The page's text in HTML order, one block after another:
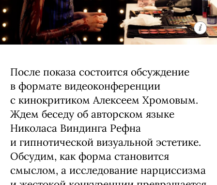
После показа состоится обсуждение
в формате видеоконференции
с кинокритиком Алексеем Хромовым.
Ждем беседу об авторском языке
Николаса Виндинга Рефна
и гипнотической визуальной эстетике.
Обсудим, как форма становится
смыслом, а исследование нарциссизма